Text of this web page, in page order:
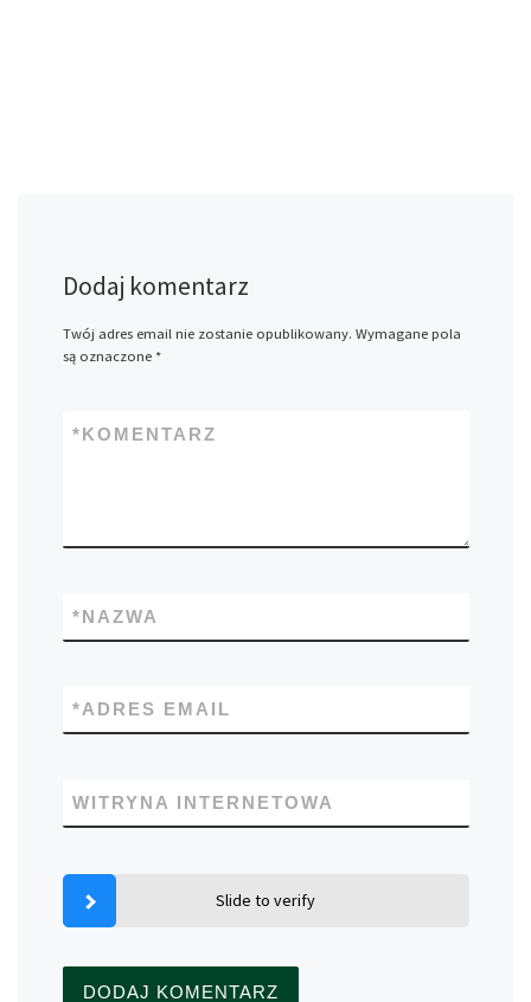
Dodaj komentarz
Twój adres email nie zostanie opublikowany. Wymagane pola
są oznaczone *
KOMENTARZ
*
NAZWA
*
ADRES EMAIL
*
WITRYNA INTERNETOWA
Slide to verify